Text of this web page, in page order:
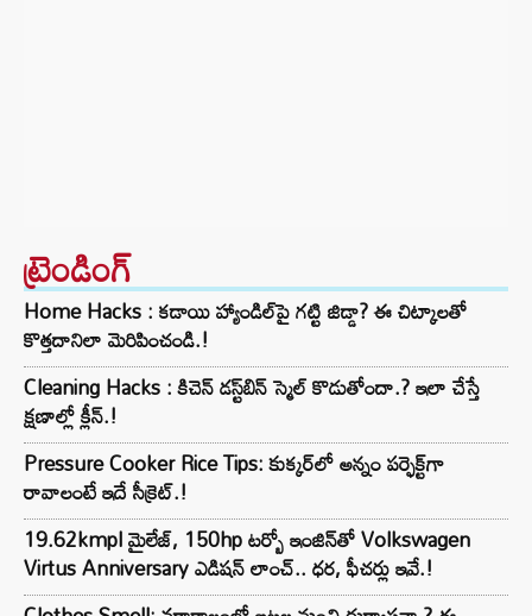
ట్రెండింగ్‌
Home Hacks : కడాయి హ్యాండిల్‌పై గట్టి జిడ్డా? ఈ చిట్కాలతో
కొత్తదానిలా మెరిపించండి.!
Cleaning Hacks : కిచెన్ డస్ట్‌బిన్ స్మెల్ కొడుతోందా.? ఇలా చేస్తే
క్షణాల్లో క్లీన్.!
Pressure Cooker Rice Tips: కుక్కర్‌లో అన్నం పర్ఫెక్ట్‌గా
రావాలంటే ఇదే సీక్రెట్.!
19.62kmpl మైలేజ్, 150hp టర్బో ఇంజిన్‌తో Volkswagen
Virtus Anniversary ఎడిషన్ లాంచ్.. ధర, ఫీచర్లు ఇవే.!